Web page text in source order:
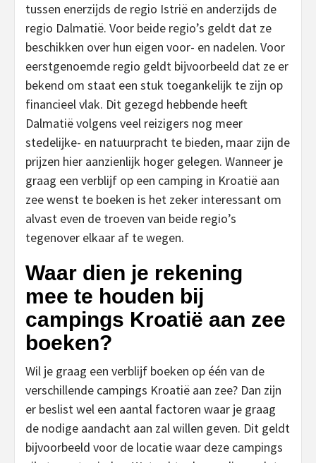
tussen enerzijds de regio Istrië en anderzijds de
regio Dalmatië. Voor beide regio’s geldt dat ze
beschikken over hun eigen voor- en nadelen. Voor
eerstgenoemde regio geldt bijvoorbeeld dat ze er
bekend om staat een stuk toegankelijk te zijn op
financieel vlak. Dit gezegd hebbende heeft
Dalmatië volgens veel reizigers nog meer
stedelijke- en natuurpracht te bieden, maar zijn de
prijzen hier aanzienlijk hoger gelegen. Wanneer je
graag een verblijf op een camping in Kroatië aan
zee wenst te boeken is het zeker interessant om
alvast even de troeven van beide regio’s
tegenover elkaar af te wegen.
Waar dien je rekening
mee te houden bij
campings Kroatië aan zee
boeken?
Wil je graag een verblijf boeken op één van de
verschillende campings Kroatië aan zee? Dan zijn
er beslist wel een aantal factoren waar je graag
de nodige aandacht aan zal willen geven. Dit geldt
bijvoorbeeld voor de locatie waar deze campings